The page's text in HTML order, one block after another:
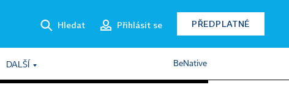
Hledat Přihlásit se PŘEDPLATNÉ
DALŠÍ BeNative